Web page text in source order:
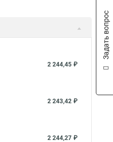
2 244,45 ₽
2 243,42 ₽
2 244,27 ₽
Задать вопрос